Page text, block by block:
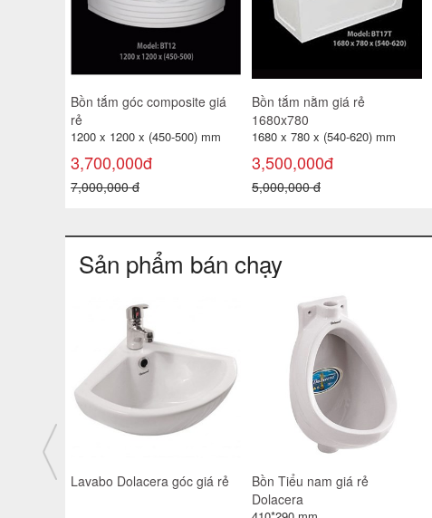
Bồn tắm góc composite giá
rẻ
1200 x 1200 x (450-500) mm
3,700,000đ
7,000,000 đ
Bồn tắm nằm giá rẻ
1680x780
1680 x 780 x (540-620) mm
3,500,000đ
5,000,000 đ
Sản phẩm bán chạy
Lavabo Dolacera góc giá rẻ
Bồn Tiểu nam giá rẻ
Dolacera